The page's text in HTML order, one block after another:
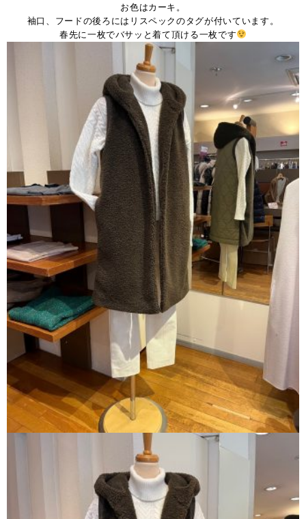
お色はカーキ。
袖口、フードの後ろにはリスペックのタグが付いています。
春先に一枚でバサッと着て頂ける一枚です